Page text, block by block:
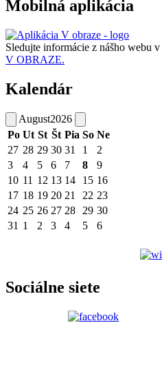
Mobilná aplikácia
Sledujte informácie z nášho webu v
V OBRAZE.
Kalendár
August2026
Po Ut St Št Pia So Ne
27 28 29 30 31 1
2
3
4 5 6 7 8
9
10 11 12 13 14 15 16
17 18 19 20 21 22 23
24 25 26 27 28 29 30
31 1 2 3 4 5 6
Sociálne siete